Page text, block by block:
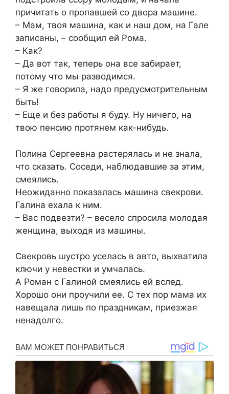
причитать о пропавшей со двора машине.
– Мам, твоя машина, как и наш дом, на Гале
записаны, – сообщил ей Рома.
– Как?
– Да вот так, теперь она все забирает,
потому что мы разводимся.
– Я же говорила, надо предусмотрительным
быть!
– Еще и без работы я буду. Ну ничего, на
твою пенсию протянем как-нибудь.
Полина Сергеевна растерялась и не знала,
что сказать. Соседи, наблюдавшие за этим,
смеялись.
Неожиданно показалась машина свекрови.
Галина ехала к ним.
– Вас подвезти? – весело спросила молодая
женщина, выходя из машины.
Свекровь шустро уселась в авто, выхватила
ключи у невестки и умчалась.
А Роман с Галиной смеялись ей вслед.
Хорошо они проучили ее. С тех пор мама их
навещала лишь по праздникам, приезжая
ненадолго.